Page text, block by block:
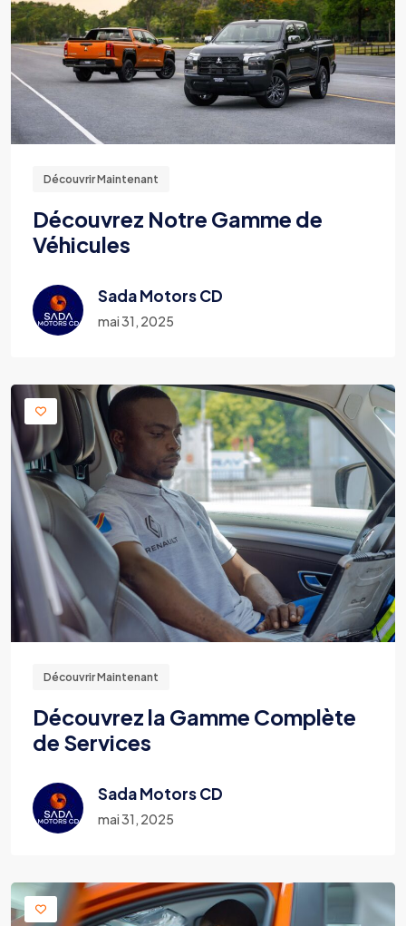
Découvrir Maintenant
Découvrez Notre Gamme de
Véhicules
Sada Motors CD
mai 31, 2025
Découvrir Maintenant
Découvrez la Gamme Complète
de Services
Sada Motors CD
mai 31, 2025